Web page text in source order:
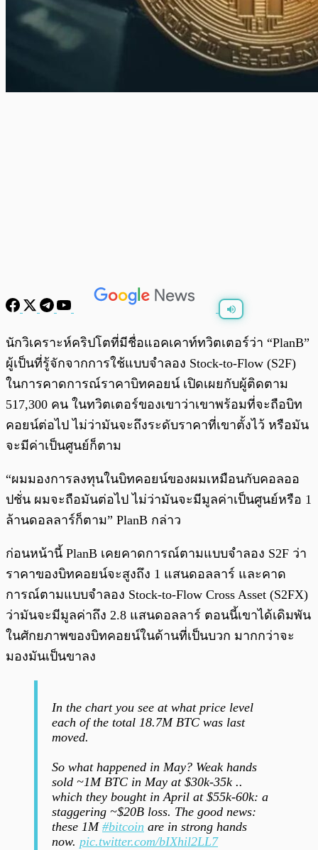
พร้อมเล่น 0:00
นักวิเคราะห์คริปโตที่มีชื่อแอคเคาท์ทวิตเตอร์ว่า “PlanB”
ผู้เป็นที่รู้จักจากการใช้แบบจำลอง Stock-to-Flow (S2F)
ในการคาดการณ์ราคาบิทคอยน์ เปิดเผยกับผู้ติดตาม
517,300 คน ในทวิตเตอร์ของเขาว่าเขาพร้อมที่จะถือบิท
คอยน์ต่อไป ไม่ว่ามันจะถึงระดับราคาที่เขาตั้งไว้ หรือมัน
จะมีค่าเป็นศูนย์ก็ตาม
“ผมมองการลงทุนในบิทคอยน์ของผมเหมือนกับคอลออ
ปชั่น ผมจะถือมันต่อไป ไม่ว่ามันจะมีมูลค่าเป็นศูนย์หรือ 1
ล้านดอลลาร์ก็ตาม” PlanB กล่าว
ก่อนหน้านี้ PlanB เคยคาดการณ์ตามแบบจำลอง S2F ว่า
ราคาของบิทคอยน์จะสูงถึง 1 แสนดอลลาร์ และคาด
การณ์ตามแบบจำลอง Stock-to-Flow Cross Asset (S2FX)
ว่ามันจะมีมูลค่าถึง 2.8 แสนดอลลาร์ ตอนนี้เขาได้เดิมพัน
ในศักยภาพของบิทคอยน์ในด้านที่เป็นบวก มากกว่าจะ
มองมันเป็นขาลง
In the chart you see at what price level
each of the total 18.7M BTC was last
moved.
So what happened in May? Weak hands
sold ~1M BTC in May at $30k-35k ..
which they bought in April at $55k-60k: a
staggering ~$20B loss. The good news:
these 1M #bitcoin are in strong hands
now. pic.twitter.com/bIXhil2LL7